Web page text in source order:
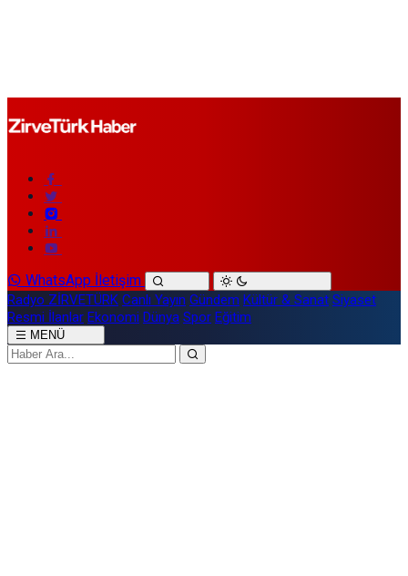
WhatsApp İletişim
Radyo ZİRVETÜRK Canlı Yayın Gündem Kültür & Sanat Siyaset
Resmi İlanlar Ekonomi Dünya Spor Eğitim
MENÜ